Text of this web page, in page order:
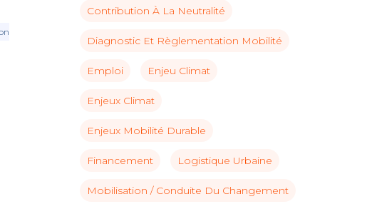
Contribution À La Neutralité
Diagnostic Et Règlementation Mobilité
Emploi Enjeu Climat
Enjeux Climat
Enjeux Mobilité Durable
Financement Logistique Urbaine
Mobilisation / Conduite Du Changement